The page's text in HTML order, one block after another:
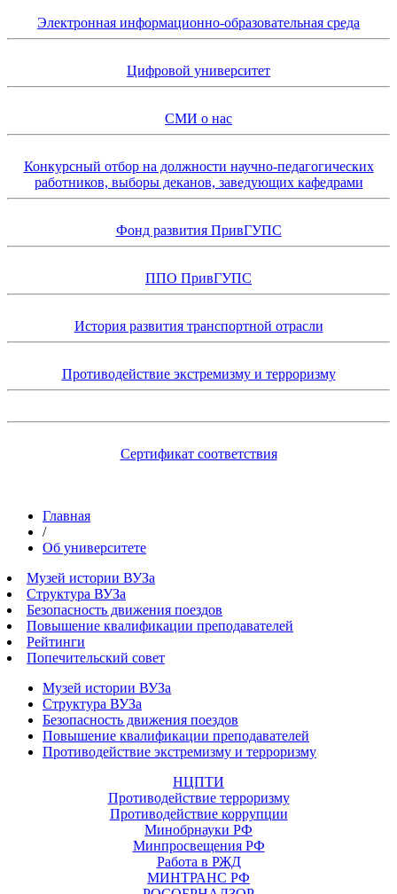
Электронная информационно-образовательная среда
Цифровой университет
СМИ о нас
Конкурсный отбор на должности научно-педагогических
работников, выборы деканов, заведующих кафедрами
Фонд развития ПривГУПС
ППО ПривГУПС
История развития транспортной отрасли
Противодействие экстремизму и терроризму
Сертификат соответствия
Главная
/
Об университете
Музей истории ВУЗа
Структура ВУЗа
Безопасность движения поездов
Повышение квалификации преподавателей
Рейтинги
Попечительский совет
Музей истории ВУЗа
Структура ВУЗа
Безопасность движения поездов
Повышение квалификации преподавателей
Противодействие экстремизму и терроризму
НЦПТИ
Противодействие терроризму
Противодействие коррупции
Минобрнауки РФ
Минпросвещения РФ
Работа в РЖД
МИНТРАНС РФ